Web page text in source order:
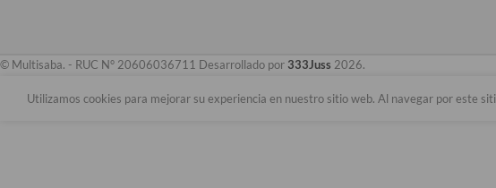
© Multisaba. - RUC N° 20606036711 Desarrollado por 333Juss 2026.
Utilizamos cookies para mejorar su experiencia en nuestro sitio web. Al navegar por este